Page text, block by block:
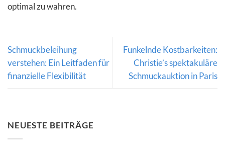
optimal zu wahren.
Schmuckbeleihung
verstehen: Ein Leitfaden für
finanzielle Flexibilität
Funkelnde Kostbarkeiten:
Christie’s spektakuläre
Schmuckauktion in Paris
NEUESTE BEITRÄGE